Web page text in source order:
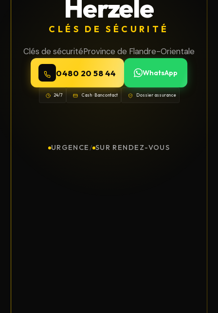
Herzele
CLÉS DE SÉCURITÉ
Clés de sécuritéProvince de Flandre-Orientale
0480 20 58 44 WhatsApp
24/7 Cash · Bancontact Dossier assurance
URGENCE / SUR RENDEZ-VOUS